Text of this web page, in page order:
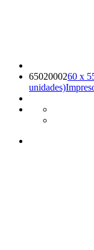
6502000260 x
unidades)